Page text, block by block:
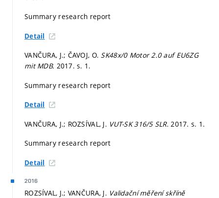
Summary research report
Detail
VANČURA, J.; ČAVOJ, O. SK48x/0 Motor 2.0 auf EU6ZG
mit MDB. 2017.s. 1.
Summary research report
Detail
VANČURA, J.; ROZSÍVAL, J. VUT-SK 316/5 SLR.2017.s. 1.
Summary research report
Detail
2016
ROZSÍVAL, J.; VANČURA, J. Validační měření skříně